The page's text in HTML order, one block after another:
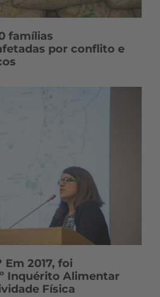
famílias
por conflito e
2017, foi
Inquérito Alimentar
Física